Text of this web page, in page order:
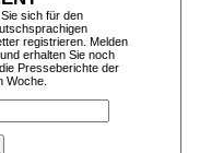
sich für den
registrieren. Melden
erhalten Sie noch
Presseberichte der
Woche.